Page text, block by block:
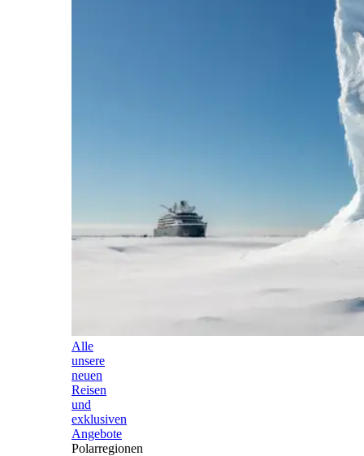
Alle
unsere
neuen
Reisen
und
exklusiven
Angebote
Polarregionen